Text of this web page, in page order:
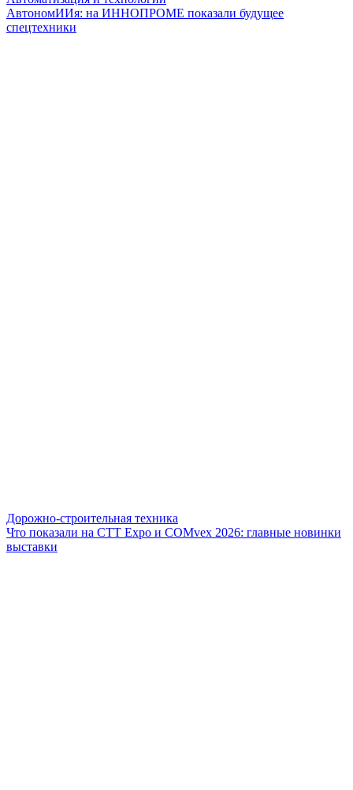
АвтономИИя: на ИННОПРОМЕ показали будущее
спецтехники
Дорожно-строительная техника
Что показали на CTT Expo и COMvex 2026: главные новинки
выставки